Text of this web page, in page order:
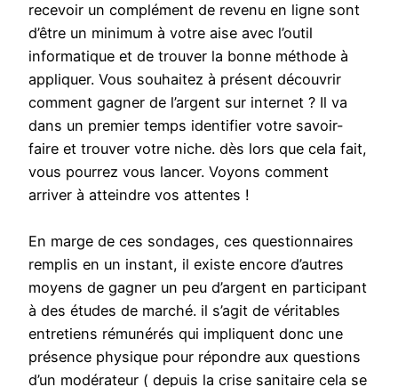
recevoir un complément de revenu en ligne sont
d’être un minimum à votre aise avec l’outil
informatique et de trouver la bonne méthode à
appliquer. Vous souhaitez à présent découvrir
comment gagner de l’argent sur internet ? Il va
dans un premier temps identifier votre savoir-
faire et trouver votre niche. dès lors que cela fait,
vous pourrez vous lancer. Voyons comment
arriver à atteindre vos attentes !
En marge de ces sondages, ces questionnaires
remplis en un instant, il existe encore d’autres
moyens de gagner un peu d’argent en participant
à des études de marché. il s’agit de véritables
entretiens rémunérés qui impliquent donc une
présence physique pour répondre aux questions
d’un modérateur ( depuis la crise sanitaire cela se